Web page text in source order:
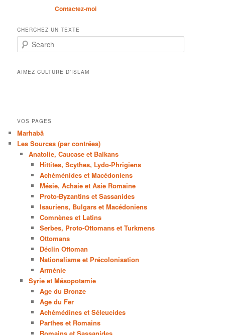
Contactez-moi
CHERCHEZ UN TEXTE
Search
AIMEZ CULTURE D’ISLAM
VOS PAGES
Marhabâ
Les Sources (par contrées)
Anatolie, Caucase et Balkans
Hittites, Scythes, Lydo-Phrigiens
Achéménides et Macédoniens
Mésie, Achaie et Asie Romaine
Proto-Byzantins et Sassanides
Isauriens, Bulgars et Macédoniens
Comnènes et Latins
Serbes, Proto-Ottomans et Turkmens
Ottomans
Déclin Ottoman
Nationalisme et Précolonisation
Arménie
Syrie et Mésopotamie
Age du Bronze
Age du Fer
Achémédines et Séleucides
Parthes et Romains